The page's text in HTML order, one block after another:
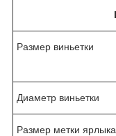
Размер виньетки
Диаметр виньетки
Размер метки ярлыка